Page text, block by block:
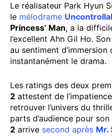
Le réalisateur Park Hyun
le mélodrame
Princess’ Man, a la
l’excellent Ahn Gil Ho.
au sentiment d’immersion
instantanément le drama.
Les ratings des deux
2 attestent de
retrouver l’univers du
parts d’audience pour
2 arrive second après Mr.